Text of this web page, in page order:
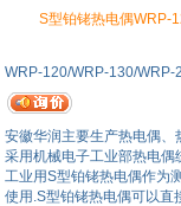
S型铂铑热电偶WRP-
WRP-120/WRP-130/WRP-
安徽华润主要生产热电偶、
采用机械电子工业部热电偶
工业用S型铂铑热电偶作为
使用.S型铂铑热电偶可以